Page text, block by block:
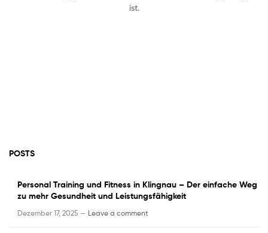
ist.
POSTS
Personal Training und Fitness in Klingnau – Der einfache Weg
zu mehr Gesundheit und Leistungsfähigkeit
Dezember 17, 2025 — Leave a comment